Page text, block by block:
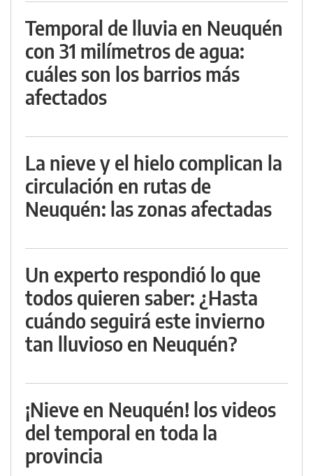
Temporal de lluvia en Neuquén
con 31 milímetros de agua:
cuáles son los barrios más
afectados
La nieve y el hielo complican la
circulación en rutas de
Neuquén: las zonas afectadas
Un experto respondió lo que
todos quieren saber: ¿Hasta
cuándo seguirá este invierno
tan lluvioso en Neuquén?
¡Nieve en Neuquén! los videos
del temporal en toda la
provincia